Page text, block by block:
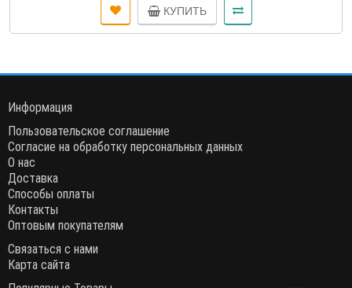
КУПИТЬ
Информация
Пользовательское соглашение
Согласие на обработку персональных данных
О нас
Доставка
Способы оплаты
Контакты
Оптовым покупателям
Связаться с нами
Карта сайта